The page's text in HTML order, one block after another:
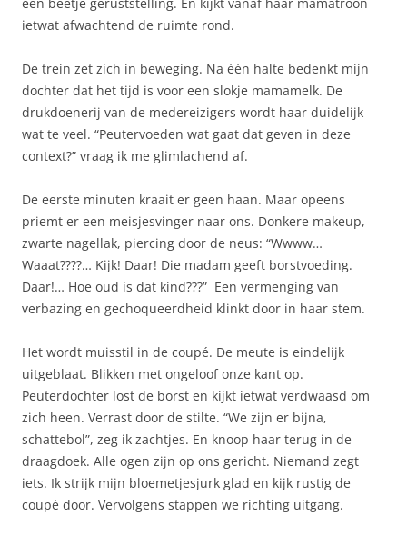
ietwat afwachtend de ruimte rond.
De trein zet zich in beweging. Na één halte bedenkt mijn
dochter dat het tijd is voor een slokje mamamelk. De
drukdoenerij van de medereizigers wordt haar duidelijk
wat te veel. “Peutervoeden wat gaat dat geven in deze
context?” vraag ik me glimlachend af.
De eerste minuten kraait er geen haan. Maar opeens
priemt er een meisjesvinger naar ons. Donkere makeup,
zwarte nagellak, piercing door de neus: “Wwww…
Waaat????… Kijk! Daar! Die madam geeft borstvoeding.
Daar!… Hoe oud is dat kind???” Een vermenging van
verbazing en gechoqueerdheid klinkt door in haar stem.
Het wordt muisstil in de coupé. De meute is eindelijk
uitgeblaat. Blikken met ongeloof onze kant op.
Peuterdochter lost de borst en kijkt ietwat verdwaasd om
zich heen. Verrast door de stilte. “We zijn er bijna,
schattebol”, zeg ik zachtjes. En knoop haar terug in de
draagdoek. Alle ogen zijn op ons gericht. Niemand zegt
iets. Ik strijk mijn bloemetjesjurk glad en kijk rustig de
coupé door. Vervolgens stappen we richting uitgang.